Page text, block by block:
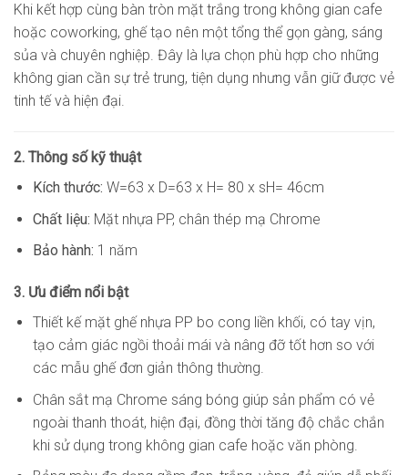
Khi kết hợp cùng bàn tròn mặt trắng trong không gian cafe
hoặc coworking, ghế tạo nên một tổng thể gọn gàng, sáng
sủa và chuyên nghiệp. Đây là lựa chọn phù hợp cho những
không gian cần sự trẻ trung, tiện dụng nhưng vẫn giữ được vẻ
tinh tế và hiện đại.
2. Thông số kỹ thuật
Kích thước: W=63 x D=63 x H= 80 x sH= 46cm
Chất liệu: Mặt nhựa PP, chân thép mạ Chrome
Bảo hành: 1 năm
3. Ưu điểm nổi bật
Thiết kế mặt ghế nhựa PP bo cong liền khối, có tay vịn,
tạo cảm giác ngồi thoải mái và nâng đỡ tốt hơn so với
các mẫu ghế đơn giản thông thường.
Chân sắt mạ Chrome sáng bóng giúp sản phẩm có vẻ
ngoài thanh thoát, hiện đại, đồng thời tăng độ chắc chắn
khi sử dụng trong không gian cafe hoặc văn phòng.